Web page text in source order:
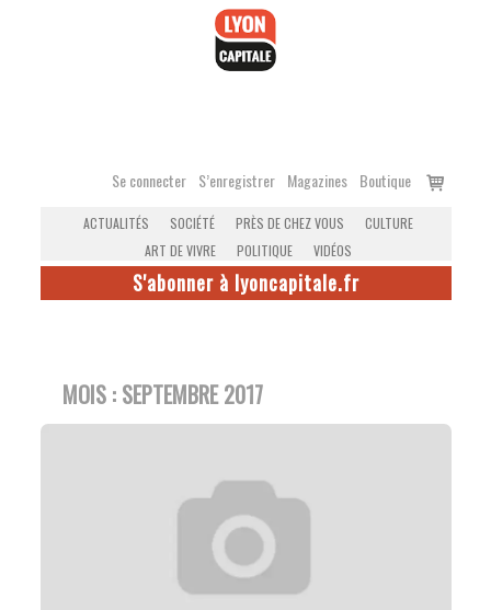
Se connecter S’enregistrer Magazines Boutique
Voir
ACTUALITÉS SOCIÉTÉ PRÈS DE CHEZ VOUS
CULTURE
ART DE VIVRE
POLITIQUE VIDÉOS
S'abonner à lyoncapitale.fr
MOIS : SEPTEMBRE 2017